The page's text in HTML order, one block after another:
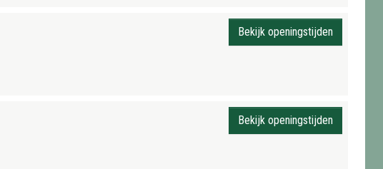
Bekijk openingstijden
Bekijk openingstijden